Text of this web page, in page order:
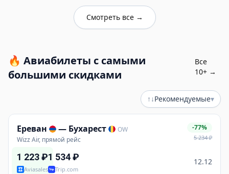
Смотреть все→
🔥 Авиабилеты с самыми
большими скидками
Все
10+ →
↑↓Рекомендуемые▾
Ереван — Бухарест
OW
Wizz Air, прямой рейс
-77%
5 234₽
1 223₽
Aviasales
1 534₽
Trip.com
12.12